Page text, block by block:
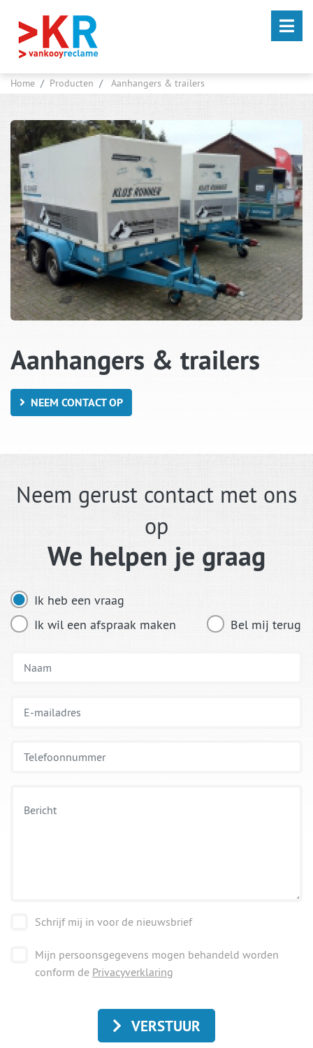
Home Producten Aanhangers & trailers
Aanhangers & trailers
NEEM CONTACT OP
Neem gerust contact met ons
op
We helpen je graag
Ik heb een vraag
Ik wil een afspraak maken
Bel mij terug
Schrijf mij in voor de nieuwsbrief
Mijn persoonsgegevens mogen behandeld worden
conform de Privacyverklaring
VERSTUUR